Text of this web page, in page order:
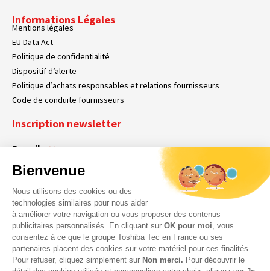
Informations Légales
Mentions légales
EU Data Act
Politique de confidentialité
Dispositif d’alerte
Politique d’achats responsables et relations fournisseurs
Code de conduite fournisseurs
Inscription newsletter
E-mailObligatoire
RGPD
Obligatoire
En cochant cette case, vous acceptez que Toshiba Tec France collecte vos
données personnelles. Pour plus d’informations sur notre politique en matière
de données personnelles,cliquez ici.Obligatoire
Bienvenue
Nous utilisons des cookies ou des
technologies similaires pour nous aider
à améliorer votre navigation ou vous proposer des contenus
publicitaires personnalisés. En cliquant sur OK pour moi , vous
consentez à ce que le groupe Toshiba Tec en France ou ses
partenaires placent des cookies sur votre matériel pour ces finalités.
Pour refuser, cliquez simplement sur Non merci. Pour découvrir le